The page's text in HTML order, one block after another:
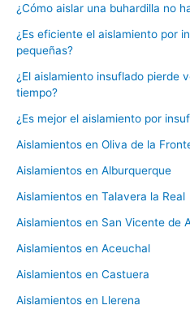
¿Cómo aislar una buhardilla no
¿Es eficiente el aislamiento por
pequeñas?
¿El aislamiento insuflado pierde
tiempo?
¿Es mejor el aislamiento por
Aislamientos en Oliva de la
Aislamientos en Alburquerque
Aislamientos en Talavera la Real
Aislamientos en San Vicente de
Aislamientos en Aceuchal
Aislamientos en Castuera
Aislamientos en Llerena